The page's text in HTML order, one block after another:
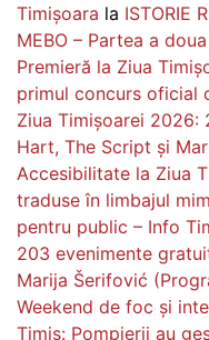
Timișoara la ISTORIE
MEBO – Partea a doua
Premieră la Ziua
primul concurs oficial
Ziua Timișoarei 2026:
Hart, The Script și
Accesibilitate la Ziua
traduse în limbajul
pentru public – Info
203 evenimente
Marija Šerifović
Weekend de foc și
Timiș: Pompierii au